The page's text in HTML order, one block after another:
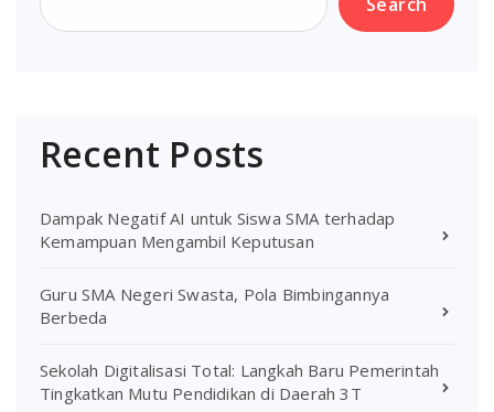
Recent Posts
Dampak Negatif AI untuk Siswa SMA terhadap
Kemampuan Mengambil Keputusan
Guru SMA Negeri Swasta, Pola Bimbingannya
Berbeda
Sekolah Digitalisasi Total: Langkah Baru Pemerintah
Tingkatkan Mutu Pendidikan di Daerah 3T